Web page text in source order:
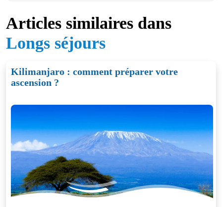
Articles similaires dans
Longs séjours
Kilimanjaro : comment préparer votre
ascension ?